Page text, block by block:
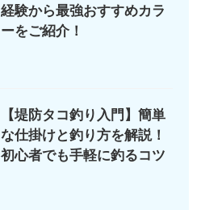
経験から最強おすすめカラ
ーをご紹介！
【堤防タコ釣り入門】簡単
な仕掛けと釣り方を解説！
初心者でも手軽に釣るコツ